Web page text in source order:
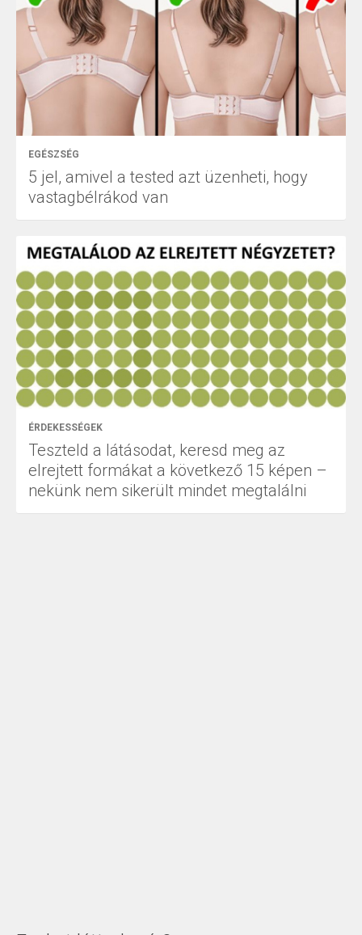
EGÉSZSÉG
5 jel, amivel a tested azt üzenheti, hogy
vastagbélrákod van
ÉRDEKESSÉGEK
Teszteld a látásodat, keresd meg az
elrejtett formákat a következő 15 képen –
nekünk nem sikerült mindet megtalálni